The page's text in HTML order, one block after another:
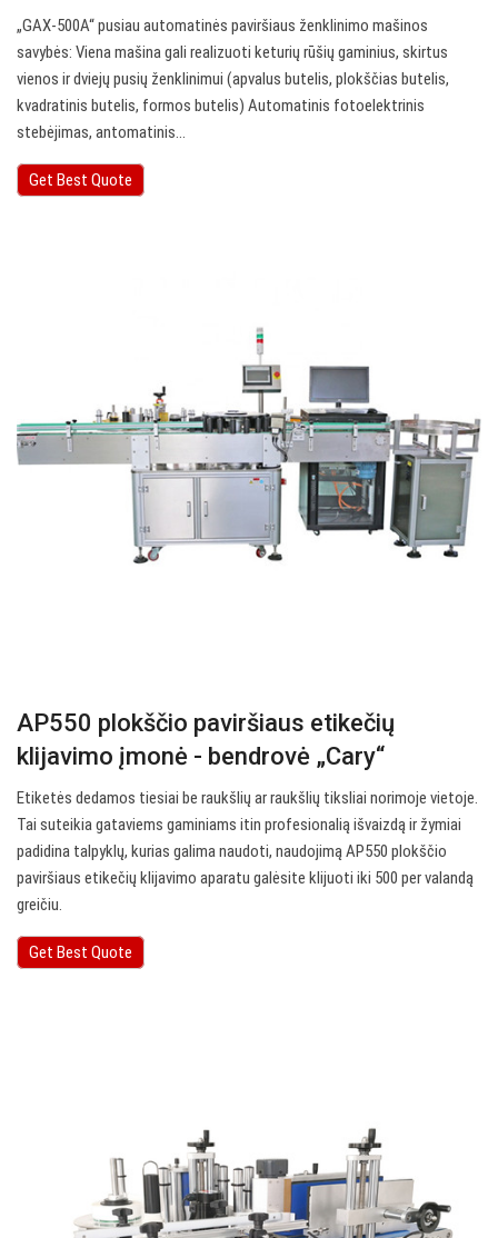
„GAX-500A“ pusiau automatinės paviršiaus ženklinimo mašinos
savybės: Viena mašina gali realizuoti keturių rūšių gaminius, skirtus
vienos ir dviejų pusių ženklinimui (apvalus butelis, plokščias butelis,
kvadratinis butelis, formos butelis) Automatinis fotoelektrinis
stebėjimas, antomatinis…
Get Best Quote
AP550 plokščio paviršiaus etikečių
klijavimo įmonė - bendrovė „Cary“
Etiketės dedamos tiesiai be raukšlių ar raukšlių tiksliai norimoje vietoje.
Tai suteikia gataviems gaminiams itin profesionalią išvaizdą ir žymiai
padidina talpyklų, kurias galima naudoti, naudojimą AP550 plokščio
paviršiaus etikečių klijavimo aparatu galėsite klijuoti iki 500 per valandą
greičiu.
Get Best Quote